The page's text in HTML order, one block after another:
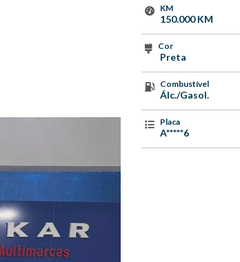
KM
150.000 KM
Cor
Preta
Combustível
Álc./Gasol.
Placa
A*****6